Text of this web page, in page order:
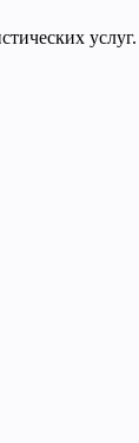
услуг.